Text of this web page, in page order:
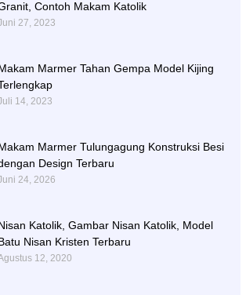
Contoh Makam Katolik
27, 2023
Marmer Tahan Gempa Model Kijing
14, 2023
Marmer Tulungagung Konstruksi Besi
Design Terbaru
24, 2026
Katolik, Gambar Nisan Katolik, Model
Nisan Kristen Terbaru
12, 2020